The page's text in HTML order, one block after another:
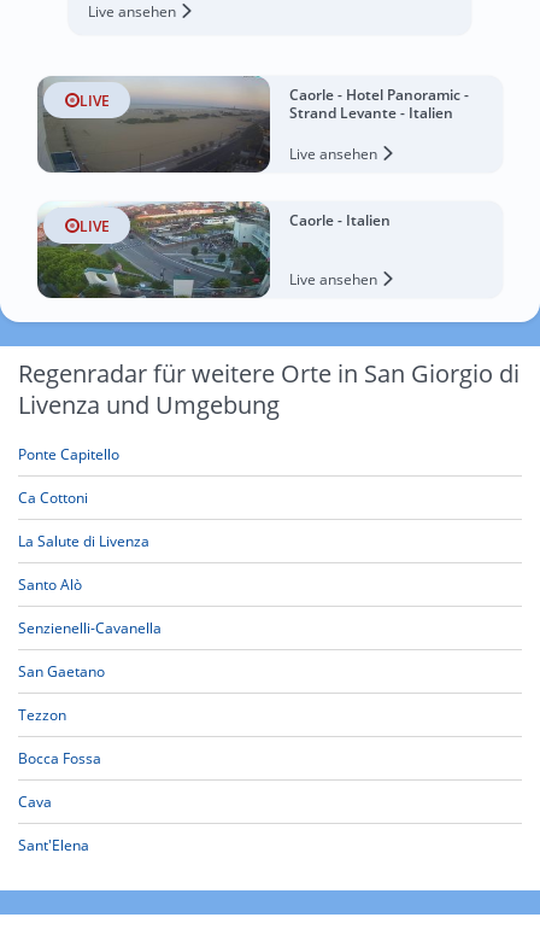
Live ansehen
LIVE
Caorle - Hotel Panoramic -
Strand Levante - Italien
Live ansehen
LIVE Caorle - Italien
Live ansehen
Regenradar für weitere Orte in San Giorgio di
Livenza und Umgebung
Ponte Capitello
Ca Cottoni
La Salute di Livenza
Santo Alò
Senzienelli-Cavanella
San Gaetano
Tezzon
Bocca Fossa
Cava
Sant'Elena